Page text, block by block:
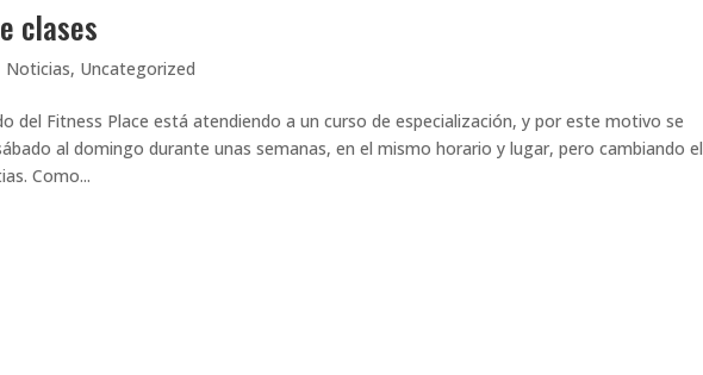
clases
Noticias, Uncategorized
del Fitness Place está atendiendo a un curso de especialización, y por este motivo se
al domingo durante unas semanas, en el mismo horario y lugar, pero cambiando el
Como...